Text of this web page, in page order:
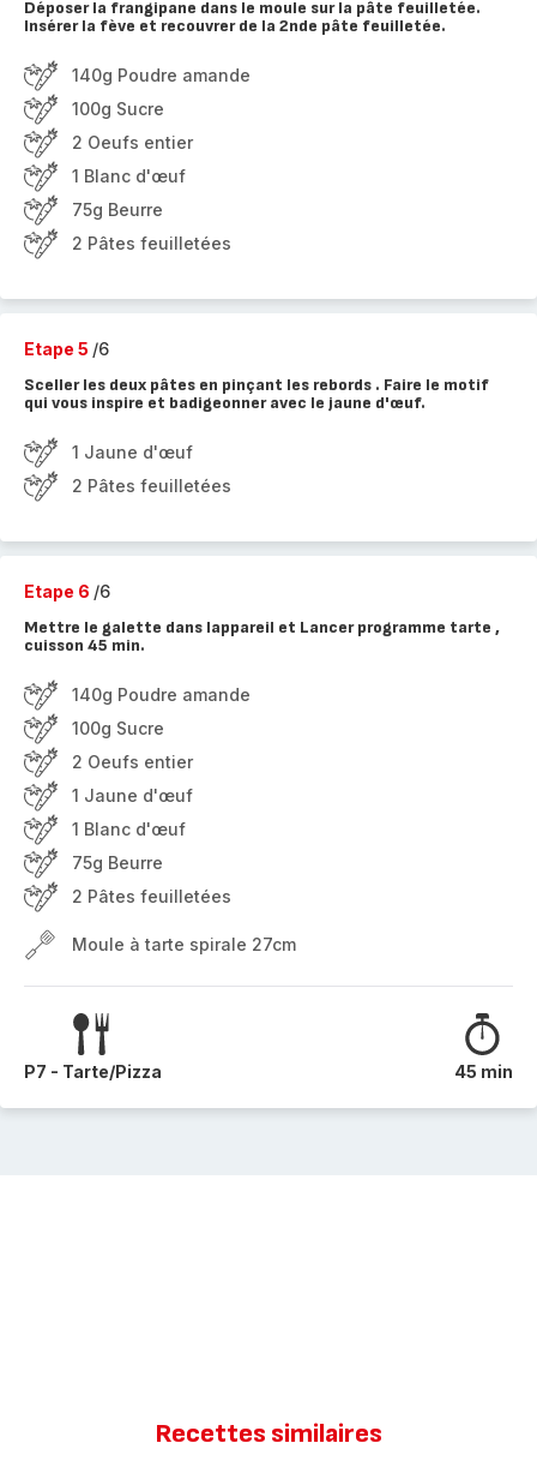
Déposer la frangipane dans le moule sur la pâte feuilletée.
Insérer la fève et recouvrer de la 2nde pâte feuilletée.
140g Poudre amande
100g Sucre
2 Oeufs entier
1 Blanc d'œuf
75g Beurre
2 Pâtes feuilletées
Etape 5 /6
Sceller les deux pâtes en pinçant les rebords . Faire le motif
qui vous inspire et badigeonner avec le jaune d'œuf.
1 Jaune d'œuf
2 Pâtes feuilletées
Etape 6 /6
Mettre le galette dans lappareil et Lancer programme tarte ,
cuisson 45 min.
140g Poudre amande
100g Sucre
2 Oeufs entier
1 Jaune d'œuf
1 Blanc d'œuf
75g Beurre
2 Pâtes feuilletées
Moule à tarte spirale 27cm
P7 - Tarte/Pizza 45 min
Recettes similaires